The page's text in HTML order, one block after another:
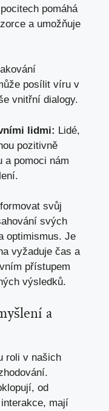
pomáhá
a umožňuje
posílit víru v
vnitřní dialogy.
lidmi: Lidé,
pozitivně
a pomoci nám
svůj
svých
optimismus. Je
vyžaduje čas a
přístupem
výsledků.
a
roli v našich
od
mají